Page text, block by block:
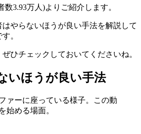
数3.93万人)よりご紹介します。
やらないほうが良い手法を解説して
。
ひチェックしておいてくださいね。
いほうが良い手法